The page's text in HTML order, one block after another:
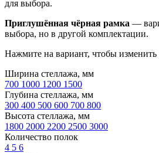
для выбора.
Приглушённая чёрная рамка —
выбора, но в другой комплектации.
Нажмите на вариант, чтобы изменить
Ширина стеллажа, мм
700 1000 1200 1500
Глубина стеллажа, мм
300 400 500 600 700 800
Высота стеллажа, мм
1800 2000 2200 2500 3000
Количество полок
4 5 6